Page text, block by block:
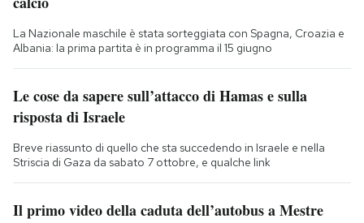
La Nazionale maschile è stata sorteggiata con Spagna, Croazia e
Albania: la prima partita è in programma il 15 giugno
Le cose da sapere sull’attacco di Hamas e sulla
risposta di Israele
Breve riassunto di quello che sta succedendo in Israele e nella
Striscia di Gaza da sabato 7 ottobre, e qualche link
Il primo video della caduta dell’autobus a Mestre